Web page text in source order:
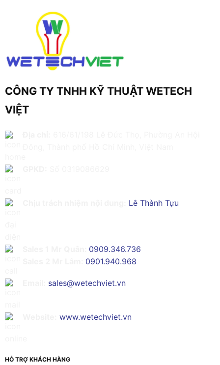
CÔNG TY TNHH KỸ THUẬT WETECH
VIỆT
Lê Thành Tựu
0909.346.736
0901.940.968
sales@wetechviet.vn
www.wetechviet.vn
HỖ TRỢ KHÁCH HÀNG